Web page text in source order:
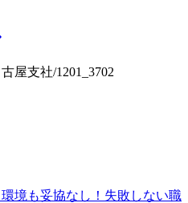
屋支社/1201_3702
境も妥協なし！失敗しない職